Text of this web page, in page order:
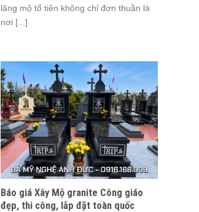
lăng mộ tổ tiên không chỉ đơn thuần là
nơi [...]
Báo giá Xây Mộ granite Công giáo
đẹp, thi công, lắp đặt toàn quốc